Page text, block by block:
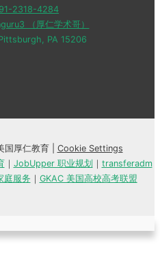
2318-4284
（厚仁学术哥）
PA 15206
厚仁教育 | Cookie Settings
｜ JobUpper 职业规划 ｜ transferadm
庭服务 ｜ GKAC 美国高校高考联盟